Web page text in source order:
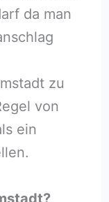
da man
zu
von
ein